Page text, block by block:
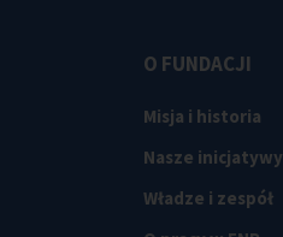
O FUNDACJI
Misja i historia
Nasze inicjatywy
Władze i zespół